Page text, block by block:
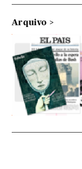
Arquivo